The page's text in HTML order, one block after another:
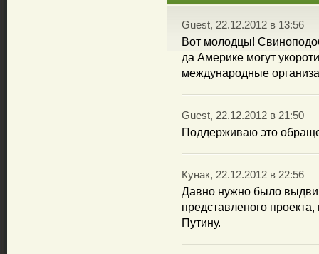
Guest, 22.12.2012 в 13:56
Вот молодцы!
да Америке могут
международные
Guest, 22.12.2012 в 21:50
Поддерживаю это
Кунак, 22.12.2012 в 22:56
Давно нужно было
представленого
Путину.